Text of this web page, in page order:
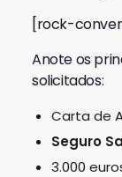
[rock-
Anote os
solicitados:
Carta de
Seguro
3.000